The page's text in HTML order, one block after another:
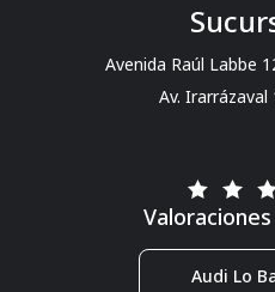
Audi Lo
Avenida Raúl Labbe
Av. Irarrázaval